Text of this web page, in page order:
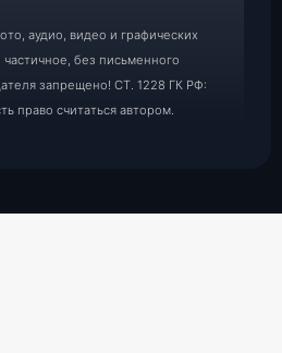
аудио, видео и графических
без письменного
запрещено! СТ. 1228 ГК РФ:
право считаться автором.